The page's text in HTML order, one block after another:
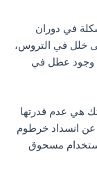
في دوران
خلل في التروس،
وجود عطل في
هي عدم قدرتها
عن انسداد خرطوم
مسحوق